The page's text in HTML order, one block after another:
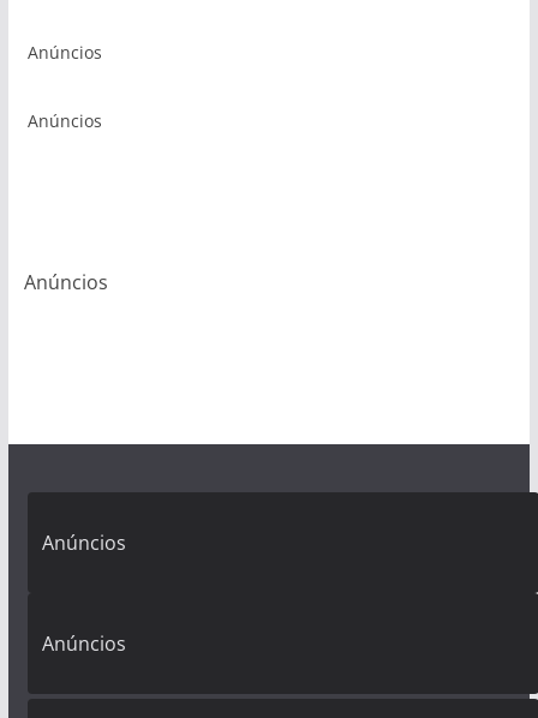
Anúncios
Anúncios
Anúncios
Anúncios
Anúncios